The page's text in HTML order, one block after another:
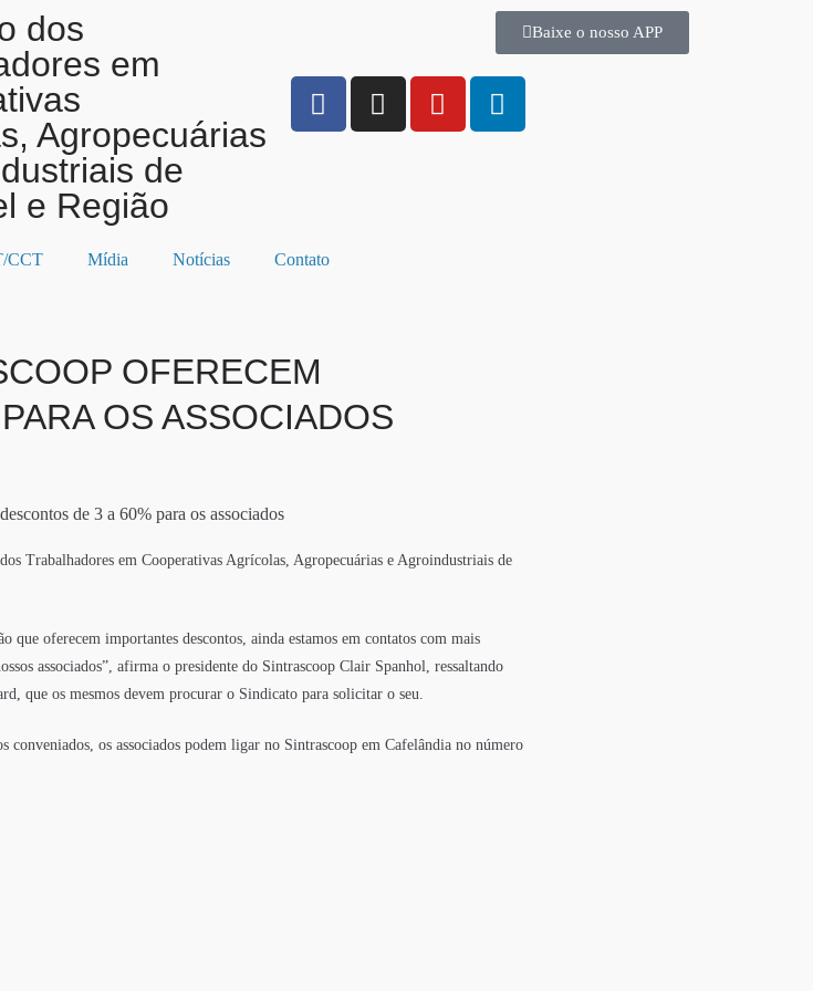
dos
em
Agropecuárias
de
e Região
Baixe o nosso APP
CCT Mídia Notícias Contato
OFERECEM
OS ASSOCIADOS
de 3 a 60% para os associados
Trabalhadores em Cooperativas Agrícolas, Agropecuárias e Agroindustriais de
que oferecem importantes descontos, ainda estamos em contatos com mais
associados”, afirma o presidente do Sintrascoop Clair Spanhol, ressaltando
que os mesmos devem procurar o Sindicato para solicitar o seu.
conveniados, os associados podem ligar no Sintrascoop em Cafelândia no número